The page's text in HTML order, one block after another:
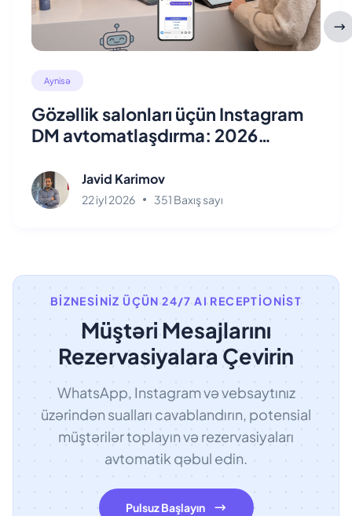
Aynisə
Gözəllik salonları üçün Instagram
DM avtomatlaşdırma: 2026
Javid Karimov
22 iyl 2026 351 Baxış sayı
BIZNESINIZ ÜÇÜN 24/7 AI RECEPTIONIST
Müştəri Mesajlarını
Rezervasiyalara Çevirin
WhatsApp, Instagram və vebsaytınız
üzərindən sualları cavablandırın, potensial
müştərilər toplayın və rezervasiyaları
avtomatik qəbul edin.
Pulsuz Başlayın